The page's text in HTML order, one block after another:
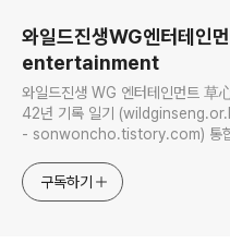
와일드진생WG엔터테인
entertainment
와일드진생 WG 엔터테인먼트 草
42년 기록 일기 (wildginseng.or.kr -
- sonwoncho.tistory.com) 통
구독하기